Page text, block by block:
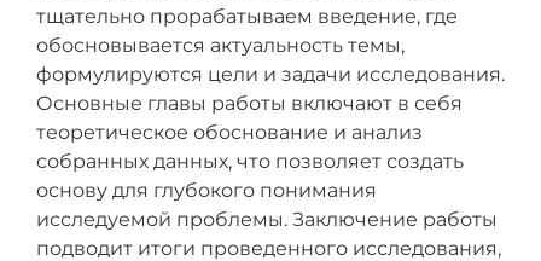
тщательно прорабатываем введение, где
обосновывается актуальность темы,
формулируются цели и задачи исследования.
Основные главы работы включают в себя
теоретическое обоснование и анализ
собранных данных, что позволяет создать
основу для глубокого понимания
исследуемой проблемы. Заключение работы
подводит итоги проведенного исследования,